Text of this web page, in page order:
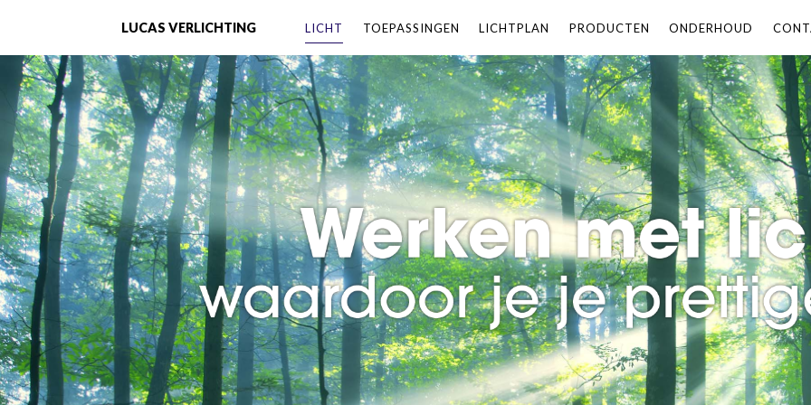
LUCAS VERLICHTING LICHT TOEPASSINGEN LICHTPLAN PRODUCTEN ONDERHOUD